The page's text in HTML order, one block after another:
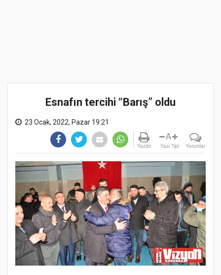
Esnafın tercihi “Barış” oldu
23 Ocak, 2022, Pazar 19:21
Yazdır
A
Yazı Tipi Yorumlar